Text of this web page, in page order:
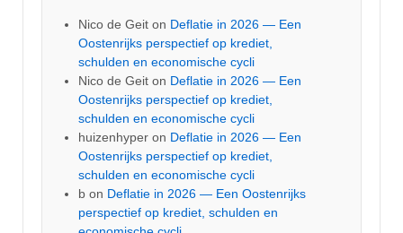
Nico de Geit on Deflatie in 2026 — Een
Oostenrijks perspectief op krediet,
schulden en economische cycli
Nico de Geit on Deflatie in 2026 — Een
Oostenrijks perspectief op krediet,
schulden en economische cycli
huizenhyper on Deflatie in 2026 — Een
Oostenrijks perspectief op krediet,
schulden en economische cycli
b on Deflatie in 2026 — Een Oostenrijks
perspectief op krediet, schulden en